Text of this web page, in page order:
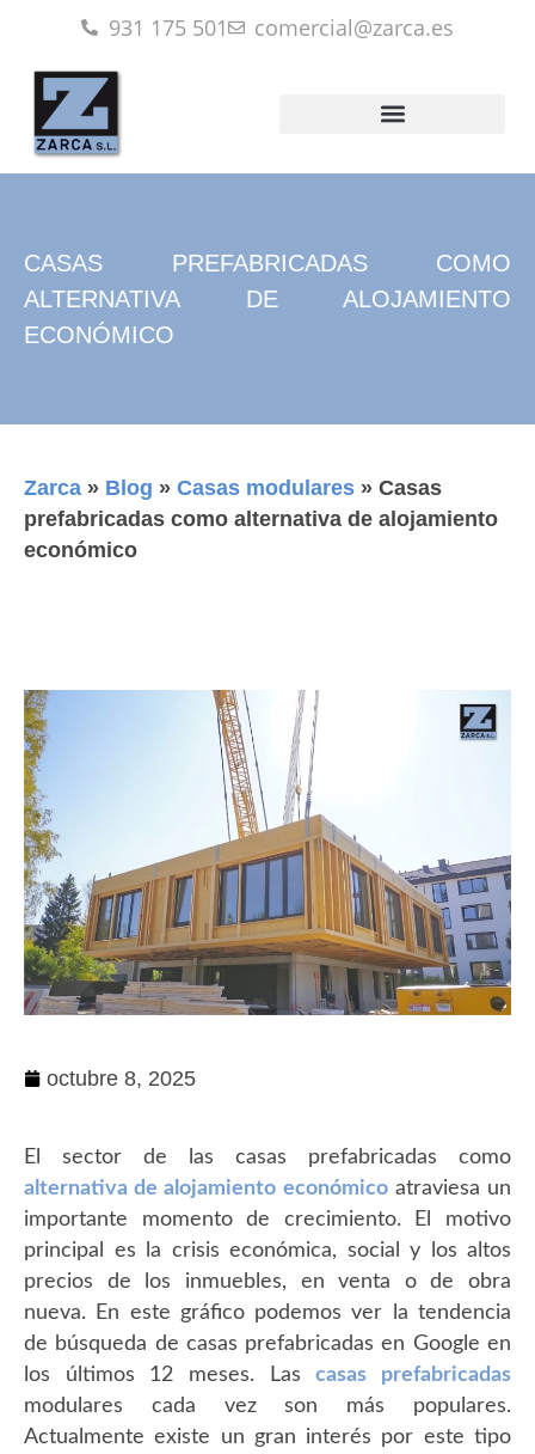
931 175 501 comercial@zarca.es
CASAS PREFABRICADAS COMO
ALTERNATIVA DE ALOJAMIENTO
ECONÓMICO
Zarca » Blog » Casas modulares » Casas
prefabricadas como alternativa de alojamiento
económico
octubre 8, 2025
El sector de las casas prefabricadas como
alternativa de alojamiento económicoatraviesa un
importante momento de crecimiento. El motivo
principal es la crisis económica, social y los altos
precios de los inmuebles, en venta o de obra
nueva. En este gráfico podemos ver la tendencia
de búsqueda de casas prefabricadas en Google en
los últimos 12 meses. Lascasas prefabricadas
modulares cada vez son más populares.
Actualmente existe un gran interés por este tipo